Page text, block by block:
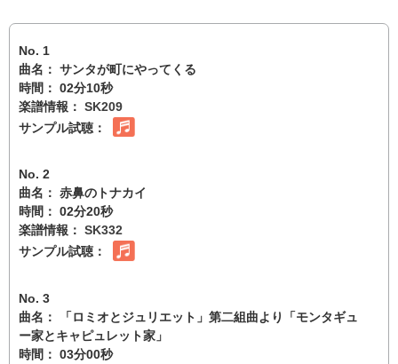
No. 1
曲名： サンタが町にやってくる
時間： 02分10秒
楽譜情報： SK209
サンプル試聴：
No. 2
曲名： 赤鼻のトナカイ
時間： 02分20秒
楽譜情報： SK332
サンプル試聴：
No. 3
曲名： 「ロミオとジュリエット」第二組曲より「モンタギュ
ー家とキャピュレット家」
時間： 03分00秒